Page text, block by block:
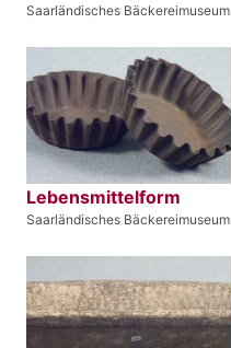
Saarländisches Bäckereimuseum
Lebensmittelform
Saarländisches Bäckereimuseum